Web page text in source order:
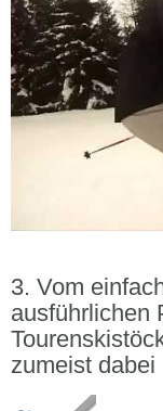
Vom
ausführlichen
zumeist dabei